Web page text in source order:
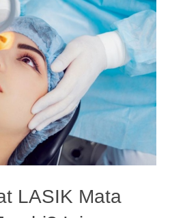
LASIK Mata